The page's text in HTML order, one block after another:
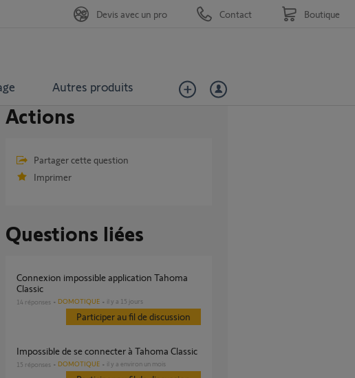
Autres produits
Devis avec un pro Contact Boutique
Actions
Partager cette question
Imprimer
Questions liées
Connexion impossible application Tahoma
Classic
14 réponses DOMOTIQUE il y a 15 jours
Participer au fil de discussion
Impossible de se connecter à Tahoma Classic
15 réponses DOMOTIQUE il y a environ un mois